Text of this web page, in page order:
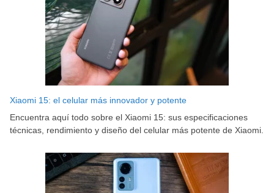
Xiaomi 15: el celular más innovador y potente
Encuentra aquí todo sobre el Xiaomi 15: sus especificaciones
técnicas, rendimiento y diseño del celular más potente de Xiaomi.